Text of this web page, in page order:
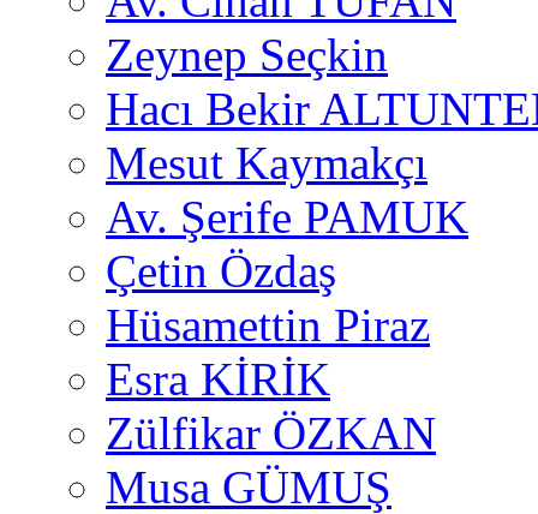
Zeynep Seçkin
Hacı Bekir
Mesut Kaymakçı
Av. Şerife PAMUK
Çetin Özdaş
Hüsamettin Piraz
Esra KİRİK
Zülfikar ÖZKAN
Musa GÜMUŞ